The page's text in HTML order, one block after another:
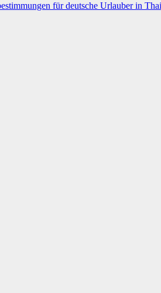
für deutsche Urlauber in